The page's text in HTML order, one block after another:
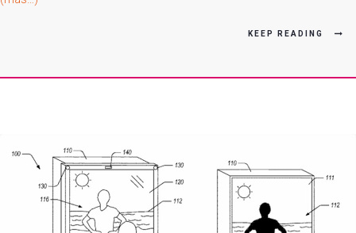
KEEP READING